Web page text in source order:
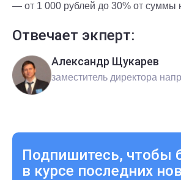
— от 1 000 рублей до 30% от суммы
Отвечает экперт:
Александр Щукарев
заместитель директора
Подпишитесь, чтобы
в курсе последних